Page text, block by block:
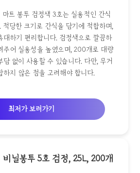
트 봉투 검정색 3호는 실용적인 간식
적당한 크기로 간식을 담기에 적합하며,
대하기 편리합니다. 검정색으로 깔끔하
주어 실용성을 높였으며, 200개로 대량
담 없이 사용할 수 있습니다. 다만, 무거
하지 않은 점을 고려해야 합니다.
최저가 보러가기
비닐봉투 5호 검정, 25L, 200개